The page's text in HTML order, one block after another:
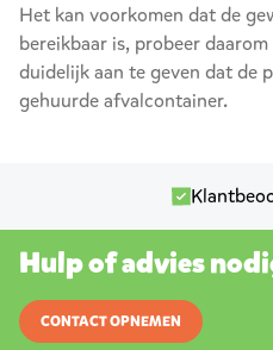
Het kan voorkomen dat de
bereikbaar is, probeer
duidelijk aan te geven dat de
gehuurde afvalcontainer.
Hulp of advies
CONTACT OPNEMEN